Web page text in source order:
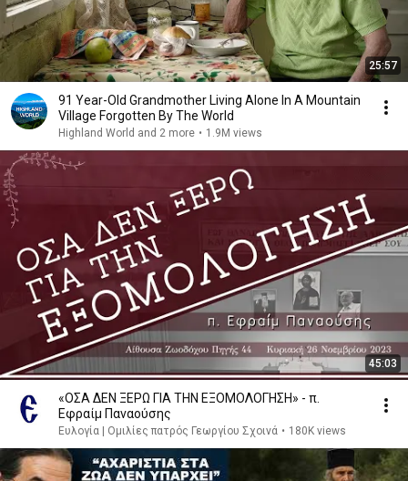
25:57
91 Year-Old Grandmother Living Alone In A Mountain
Village Forgotten By The World
Highland World and 2 more • 1.9M views
45:03
«ΟΣΑ ΔΕΝ ΞΕΡΩ ΓΙΑ ΤΗΝ ΕΞΟΜΟΛΟΓΗΣΗ» - π.
Εφραίμ Παναούσης
Ευλογία | Ομιλίες πατρός Γεωργίου Σχοινά • 180K views